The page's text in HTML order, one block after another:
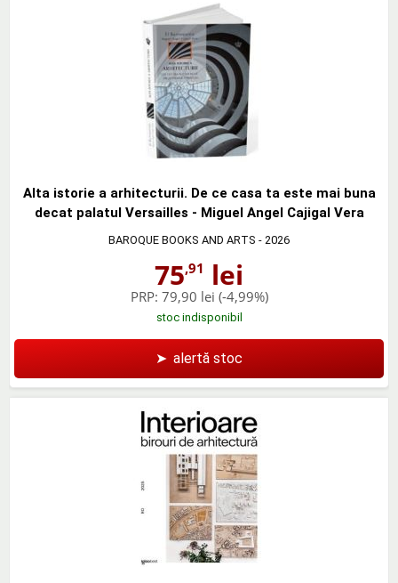
Alta istorie a arhitecturii. De ce casa ta este mai buna
decat palatul Versailles - Miguel Angel Cajigal Vera
BAROQUE BOOKS AND ARTS - 2026
75,91 lei
PRP: 79,90 lei (-4,99%)
stoc indisponibil
➤ alertă stoc